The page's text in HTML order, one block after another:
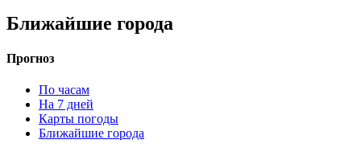
Ближайшие города
Прогноз
По часам
На 7 дней
Карты погоды
Ближайшие города